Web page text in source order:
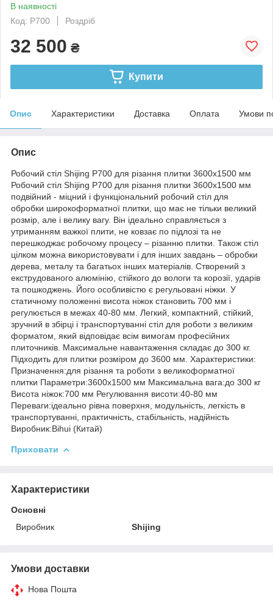
В наявності
Код: P700
Роздріб
32 500 ₴
Купити
Опис Характеристики Доставка Оплата Умови
Опис
Робочий стіл Shijing P700 для різання плитки 3600x1500 мм
Робочий стіл Shijing P700 для різання плитки 3600x1500 мм
подвійний - міцний і функціональний робочий стіл для
обробки широкоформатної плитки, що має не тільки великий
розмір, але і велику вагу. Він ідеально справляється з
утриманням важкої плити, не ковзає по підлозі та не
перешкоджає робочому процесу – різанню плитки. Також стіл
цілком можна використовувати і для інших завдань – обробки
дерева, металу та багатьох інших матеріалів. Створений з
екструдованого алюмінію, стійкого до вологи та корозії, ударів
та пошкоджень. Його особливістю є регульовані ніжки. У
статичному положенні висота ніжок становить 700 мм і
регулюється в межах 40-80 мм. Легкий, компактний, стійкий,
зручний в збірці і транспортуванні стіл для роботи з великим
форматом, який відповідає всім вимогам професійних
плиточників. Максимальне навантаження складає до 300 кг.
Підходить для плитки розміром до 3600 мм. Характеристики:
Призначення:для різання та роботи з великоформатної
плитки Параметри:3600х1500 мм Максимальна вага:до 300 кг
Висота ніжок:700 мм Регулювання висоти:40-80 мм
Переваги:ідеально рівна поверхня, модульність, легкість в
транспортуванні, практичність, стабільність, надійність
Виробник:Bihui (Китай)
Приховати
Характеристики
Основні
Виробник
Shijing
Умови доставки
Нова Пошта